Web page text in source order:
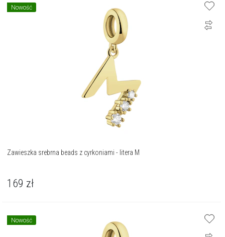
Nowość
Zawieszka srebrna beads z cyrkoniami - litera M
169 zł
Nowość